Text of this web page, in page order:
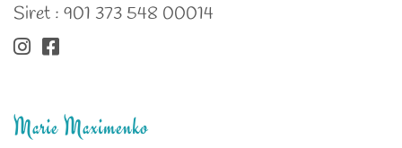
Siret : 901 373 548 00014
Marie Maximenko